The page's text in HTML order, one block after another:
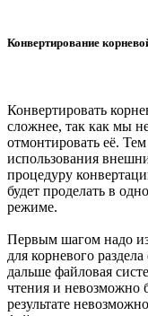
Конвертирование
Конвертировать
сложнее, так как мы
отмонтировать её.
использования
процедуру
будет проделать в
режиме.
Первым шагом надо
для корневого
дальше файловая
чтения и невозможно
результате